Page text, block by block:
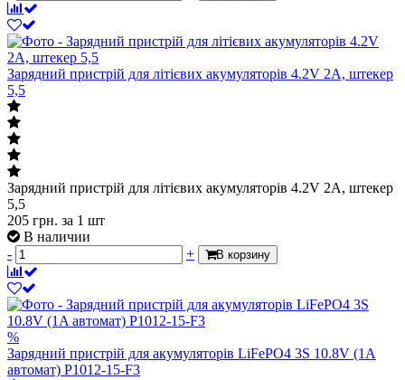
Зарядний пристрій для літієвих акумуляторів 4.2V 2A, штекер
5,5
Зарядний пристрій для літієвих акумуляторів 4.2V 2A, штекер
5,5
205 грн. за 1 шт
В наличии
-
+ В корзину
%
Зарядний пристрій для акумуляторів LiFePO4 3S 10.8V (1A
автомат) P1012-15-F3